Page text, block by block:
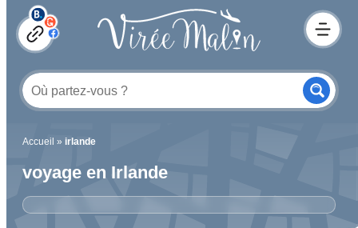
Accueil » irlande
voyage en Irlande